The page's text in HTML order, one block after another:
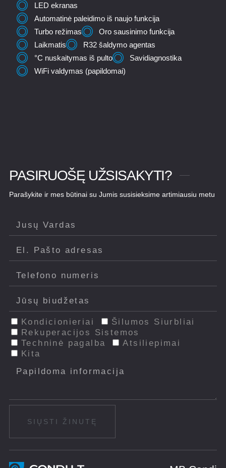
LED ekranas
Automatinė paleidimo iš naujo funkcija
Turbo režimas
Oro sausinimo funkcija
Laikmatis
R32 šaldymo agentas
°C nuskaitymas iš pulto
Savidiagnostika
WiFi valdymas (papildomai)
PASIRUOŠĘ UŽSISAKYTI?
Parašykite ir mes būtinai su Jumis susisieksime artimiausiu metu
Kondicionieriai
Šilumos Siurbliai
Rekuperacijos Sistemos
Techninė pagalba
Atsiliepimai
Kita
SIŲSTI ŽINUTĘ